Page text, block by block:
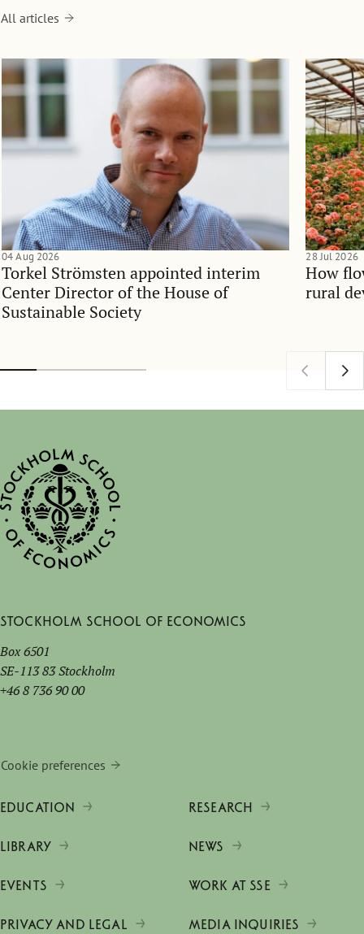
All articles
Torkel Strömsten appointed interim
Center Director of the House of
Sustainable Society
04 Aug 2026
How
rural
28 Jul 2026
Stockholm School of Economics
Box 6501
SE-113 83 Stockholm
+46 8 736 90 00
Cookie preferences
EDUCATION RESEARCH
LIBRARY NEWS
EVENTS WORK AT SSE
PRIVACY AND LEGAL MEDIA INQUIRIES